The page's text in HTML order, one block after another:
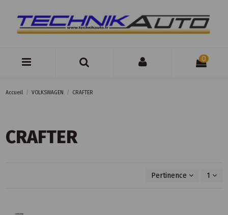
0
Accueil VOLKSWAGEN CRAFTER
CRAFTER
Pertinence 1